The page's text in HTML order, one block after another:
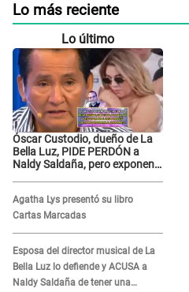
Lo más reciente
Lo último
Óscar Custodio, dueño de La
Bella Luz, PIDE PERDÓN a
Naldy Saldaña, pero exponen
grabar"
Agatha Lys presentó su libro
Cartas Marcadas
Esposa del director musical de La
Bella Luz lo defiende y ACUSA a
Naldy Saldaña de tener una